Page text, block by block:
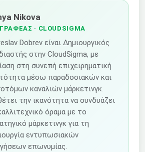
Nikova
· CLOUDSIGMA
Dobrev είναι Δημιουργικός
στην CloudSigma, με
στη συνεπή επιχειρηματική
μέσω παραδοσιακών και
καναλιών μάρκετινγκ.
την ικανότητα να συνδυάζει
όραμα με το
μάρκετινγκ για τη
εντυπωσιακών
επωνυμίας.